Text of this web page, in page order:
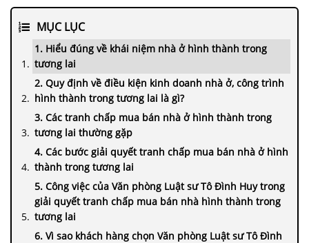
MỤC LỤC
1. Hiểu đúng về khái niệm nhà ở hình thành trong
tương lai
2. Quy định về điều kiện kinh doanh nhà ở, công trình
hình thành trong tương lai là gì?
3. Các tranh chấp mua bán nhà ở hình thành trong
tương lai thường gặp
4. Các bước giải quyết tranh chấp mua bán nhà ở hình
thành trong tương lai
5. Công việc của Văn phòng Luật sư Tô Đình Huy trong
giải quyết tranh chấp mua bán nhà hình thành trong
tương lai
6. Vì sao khách hàng chọn Văn phòng Luật sư Tô Đình